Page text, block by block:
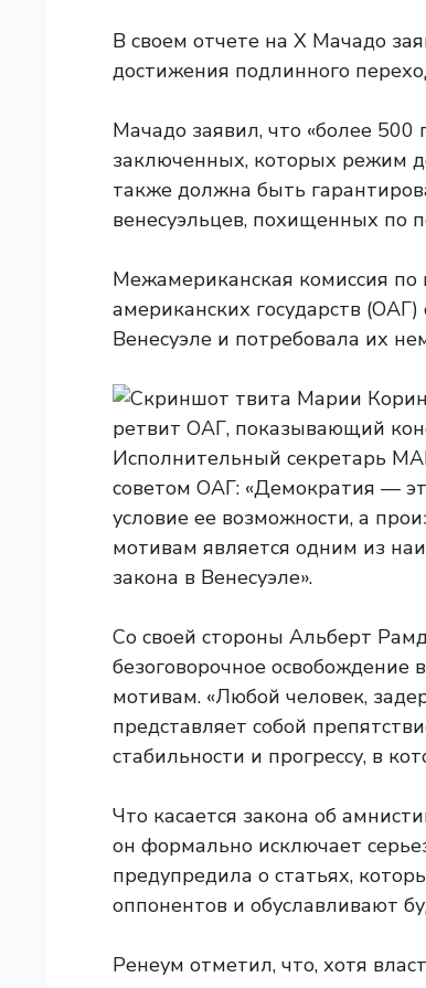
В своем отчете на X Мачадо
достижения подлинного
Мачадо заявил, что «более
заключенных, которых режим
также должна быть
венесуэльцев, похищенных по
Межамериканская комиссия
американских государств
Венесуэле и потребовала их
Исполнительный секретарь
советом ОАГ: «Демократия —
условие ее возможности, а
мотивам является одним из
закона в Венесуэле».
Со своей стороны Альберт
безоговорочное
мотивам. «Любой человек,
представляет собой
стабильности и прогрессу, в
Что касается закона об
он формально исключает
предупредила о статьях,
оппонентов и обуславливают
Ренеум отметил, что, хотя